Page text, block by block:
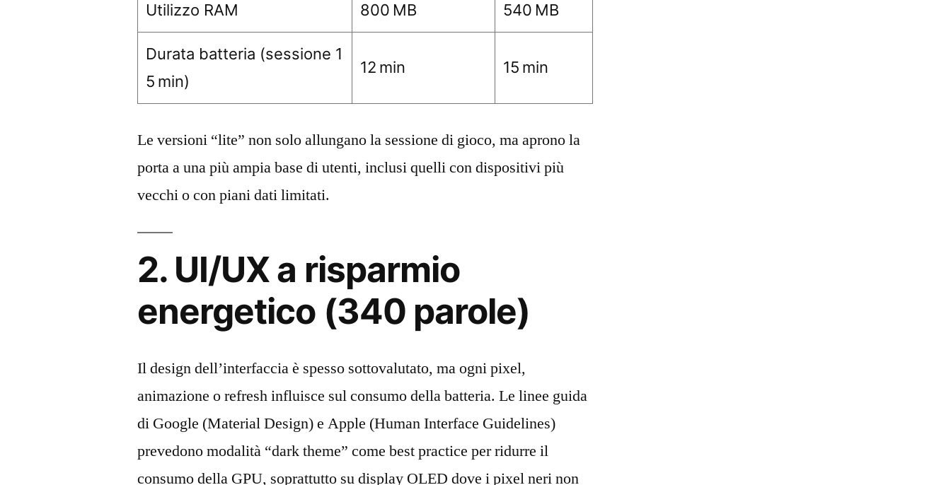
Utilizzo RAM 800 MB 540 MB
Durata batteria (sessione 1
5 min)
12 min 15 min
Le versioni “lite” non solo allungano la sessione di gioco, ma aprono la
porta a una più ampia base di utenti, inclusi quelli con dispositivi più
vecchi o con piani dati limitati.
2. UI/UX a risparmio
energetico (340 parole)
Il design dell’interfaccia è spesso sottovalutato, ma ogni pixel,
animazione o refresh influisce sul consumo della batteria. Le linee guida
di Google (Material Design) e Apple (Human Interface Guidelines)
prevedono modalità “dark theme” come best practice per ridurre il
consumo della GPU, soprattutto su display OLED dove i pixel neri non